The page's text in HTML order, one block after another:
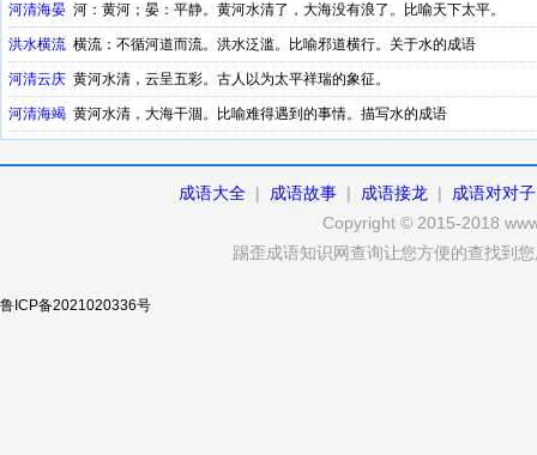
河清海晏 河：黄河；晏：平静。黄河水清了，大海没有浪了。比喻天下太平。
洪水横流 横流：不循河道而流。洪水泛滥。比喻邪道横行。关于水的成语
河清云庆 黄河水清，云呈五彩。古人以为太平祥瑞的象征。
河清海竭 黄河水清，大海干涸。比喻难得遇到的事情。描写水的成语
成语大全 | 成语故事 | 成语接龙 |
成语对对子
Copyright © 2015-2018
踢歪成语知识网查询让您方便的查找到
鲁ICP备2021020336号